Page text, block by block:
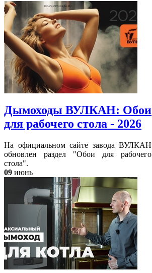
Дымоходы ВУЛКАН: Обои
для рабочего стола - 2026
На официальном сайте завода ВУЛКАН
обновлен раздел "Обои для рабочего
стола".
09 июнь